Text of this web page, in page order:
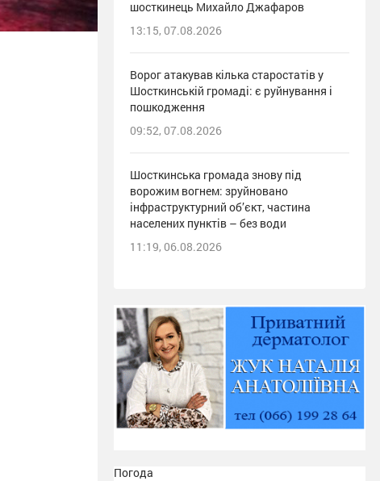
шосткинець Михайло Джафаров
13:15, 07.08.2026
Ворог атакував кілька старостатів у
Шосткинській громаді: є руйнування і
пошкодження
09:52, 07.08.2026
Шосткинська громада знову під
ворожим вогнем: зруйновано
інфраструктурний об’єкт, частина
населених пунктів – без води
11:19, 06.08.2026
Погода